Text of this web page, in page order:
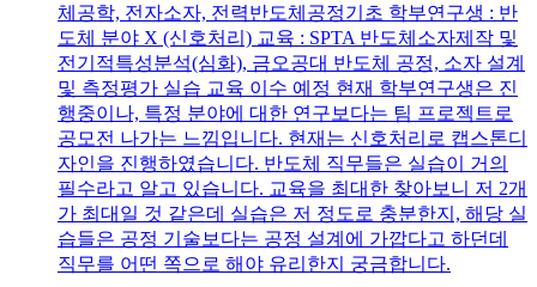
체공학, 전자소자, 전력반도체공정기초 학부연구생 : 반
도체 분야 X (신호처리) 교육 : SPTA 반도체소자제작 및
전기적특성분석(심화), 금오공대 반도체 공정, 소자 설계
및 측정평가 실습 교육 이수 예정 현재 학부연구생은 진
행중이나, 특정 분야에 대한 연구보다는 팀 프로젝트로
공모전 나가는 느낌입니다. 현재는 신호처리로 캡스톤디
자인을 진행하였습니다. 반도체 직무들은 실습이 거의
필수라고 알고 있습니다. 교육을 최대한 찾아보니 저 2개
가 최대일 것 같은데 실습은 저 정도로 충분한지, 해당 실
습들은 공정 기술보다는 공정 설계에 가깝다고 하던데
직무를 어떤 쪽으로 해야 유리한지 궁금합니다.